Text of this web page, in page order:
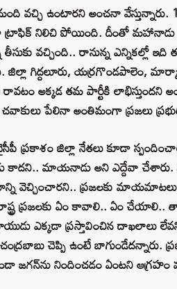
వచ్చి ఉంటారని అంచనా
ట్రాఫిక్ నిలిచి పోయింది. దీంతో
తీసుకు వచ్చింది.. రానున్న ఎన్నికల్లో
జిల్లా గిద్దలూరు, యర్రగొండపాలెం,
రావటం అక్కడ తమ పార్టీకి లాభిస్తుందని
పేలినా అంతిమంగా ప్రజలు
ప్రకాశం జిల్లా నేతలు కూడా
కాదని.. మాయనాడు అని ఎద్దేవా చేశారు.
వెచ్చించారని.. ప్రజలకు మాయమాటలు
ప్రజలకు ఏం కావాలి.. ఏం చేయాలి..
ఎక్కడా ప్రస్తావించిన దాఖలాలు లేవని
చెప్పి ఉంటే బాగుండేదన్నారు.
జగన్‌ను నిందించడం ఏంటని ఆగ్రహం